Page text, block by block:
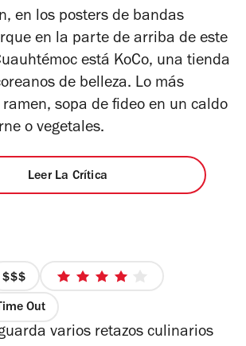
en los posters de bandas
en la parte de arriba de este
está KoCo, una tienda
de belleza. Lo más
ramen, sopa de fideo en un caldo
o vegetales.
Leer La Crítica
precio
3
4
Out
varios retazos culinarios